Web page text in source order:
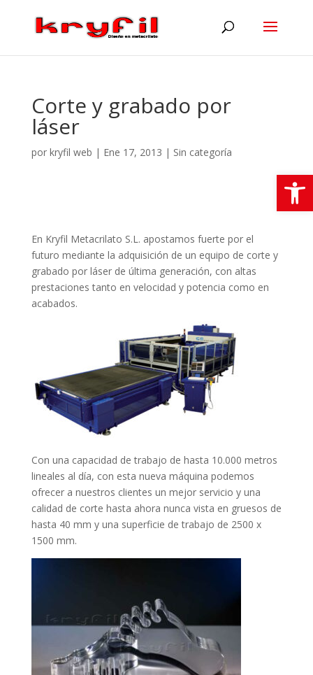
Corte y grabado por
láser
por kryfil web | Ene 17, 2013 | Sin categoría
En Kryfil Metacrilato S.L. apostamos fuerte por el
futuro mediante la adquisición de un equipo de corte y
grabado por láser de última generación, con altas
prestaciones tanto en velocidad y potencia como en
acabados.
Con una capacidad de trabajo de hasta 10.000 metros
lineales al día, con esta nueva máquina podemos
ofrecer a nuestros clientes un mejor servicio y una
calidad de corte hasta ahora nunca vista en gruesos de
hasta 40 mm y una superficie de trabajo de 2500 x
1500 mm.